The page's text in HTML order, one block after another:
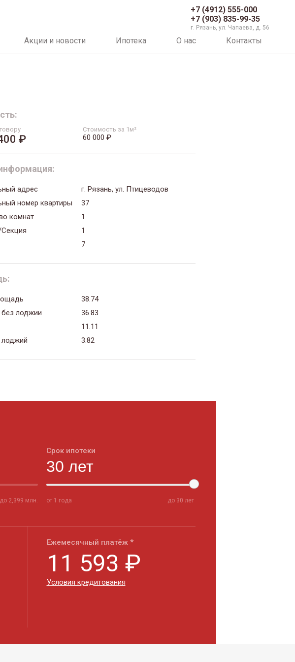
+7 (4912) 555-000
+7 (903) 835-99-35
г. Рязань, ул. Чапаева, д. 56
Акции и новости Ипотека О нас
Контакты
₽
Стоимость за 1м²
60 000 ₽
адрес
г. Рязань, ул. Птицеводов
номер квартиры
37
комнат
1
1
7
38.74
лоджии
36.83
11.11
3.82
до 2,399 млн.
Срок ипотеки
от 1 года до 30 лет
Ежемесячный платёж *
11 593 ₽
Условия кредитования